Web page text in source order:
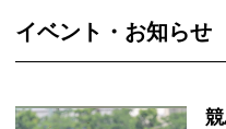
イベント・お知らせ